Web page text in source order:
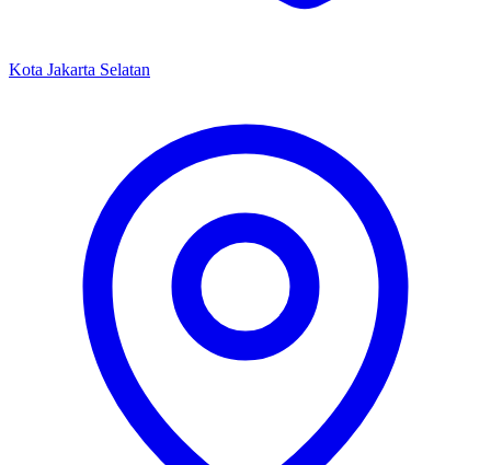
Kota Jakarta Selatan